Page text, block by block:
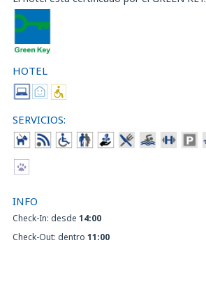
HOTEL
SERVICIOS:
INFO
Check-In: desde 14:00
Check-Out: dentro 11:00